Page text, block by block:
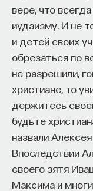
вере, что
иудаизму. И не
и детей своих
обрезаться по
не разрешили,
христиане, то
держитесь
будьте
назвали
Впоследствии
своего зятя
Максима и